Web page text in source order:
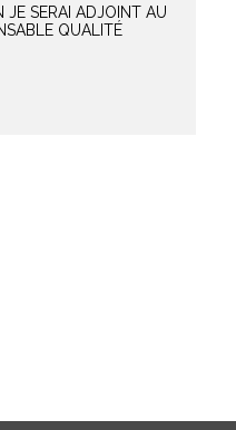
JE SERAI ADJOINT AU
QUALITÉ